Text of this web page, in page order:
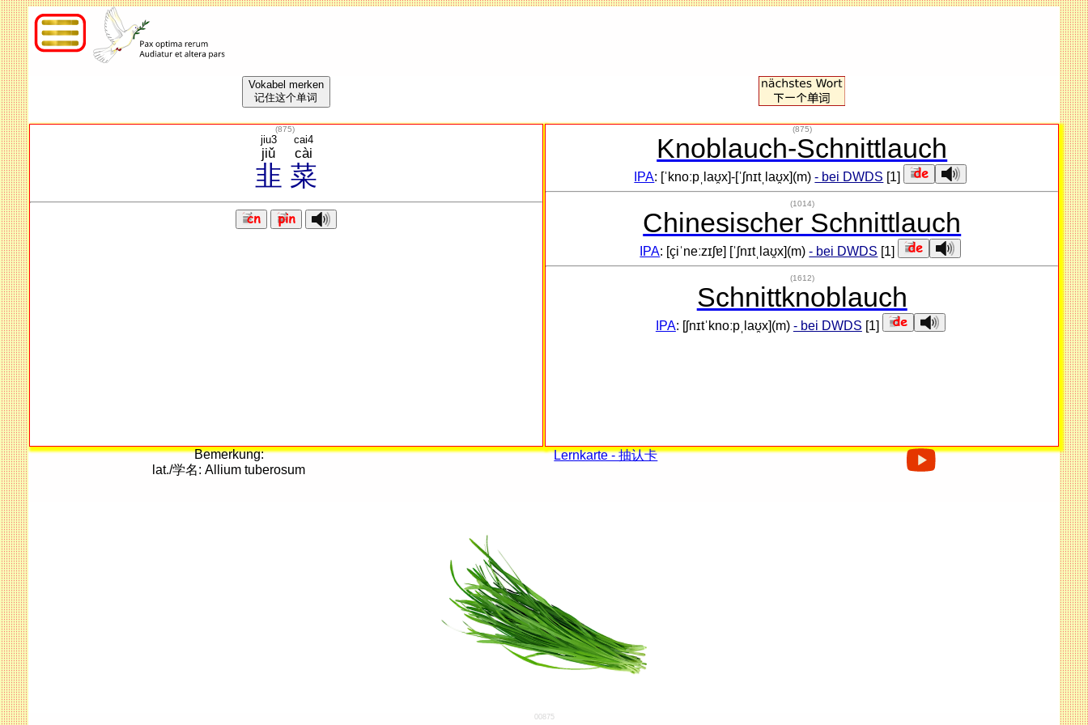
Vokabel merken
记住这个单词
(875)
韭
jiǔ
jiu3
菜
cài
cai4
(875)
Knoblauch-Schnittlauch
IPA: [ˈknoːpˌlaʊ̯x]-[ˈʃnɪtˌlaʊ̯x](m) - bei DWDS [1]
(1014)
Chinesischer Schnittlauch
IPA: [çiˈneːzɪʃɐ] [ˈʃnɪtˌlaʊ̯x](m) - bei DWDS [1]
(1612)
Schnittknoblauch
IPA: [ʃnɪtˈknoːpˌlaʊ̯x](m) - bei DWDS [1]
Bemerkung:
lat./学名: Allium tuberosum
Lernkarte - 抽认卡
00875